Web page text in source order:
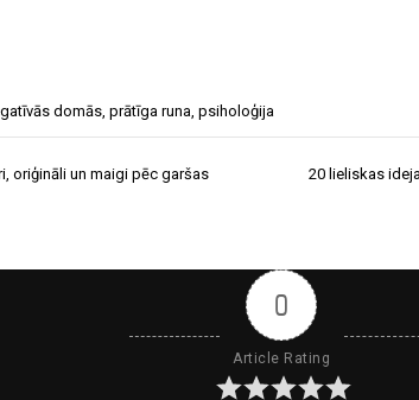
domās, prātīga runa, psiholoģija
oriģināli un maigi pēc garšas 20 lieliskas
0
Article Rating